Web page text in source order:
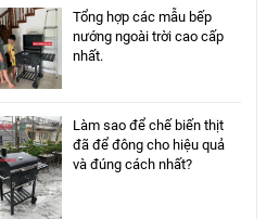
Tổng hợp các mẫu bếp
nướng ngoài trời cao cấp
nhất.
Làm sao để chế biến thịt
đã để đông cho hiệu quả
và đúng cách nhất?